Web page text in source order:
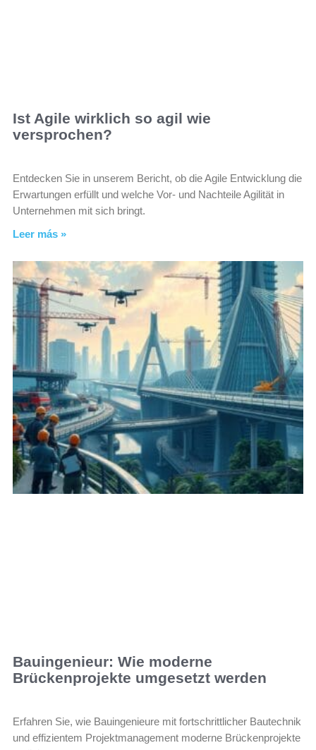
Ist Agile wirklich so agil wie
versprochen?
Entdecken Sie in unserem Bericht, ob die Agile Entwicklung die
Erwartungen erfüllt und welche Vor- und Nachteile Agilität in
Unternehmen mit sich bringt.
Leer más »
Bauingenieur: Wie moderne
Brückenprojekte umgesetzt werden
Erfahren Sie, wie Bauingenieure mit fortschrittlicher Bautechnik
und effizientem Projektmanagement moderne Brückenprojekte